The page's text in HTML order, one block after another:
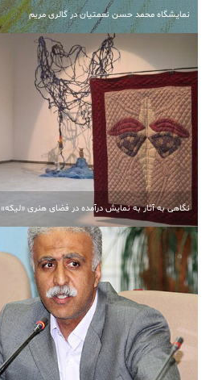
نمایشگاه محمد حسن نعمتیان در گالری مریم
نگاهی به آثار به نمایش درآمده در فضای هنری «لیکه»